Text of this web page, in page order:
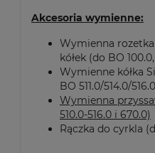
Akcesoria wymienne:
Wymienna
kółek (do BO
Wymienne kółka
BO 511.0/514.0/
Wymienna
510.0-516.0 i 670.0)
Rączka do cyrkla